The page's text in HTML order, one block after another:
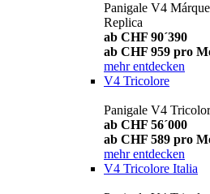
Panigale V4
Replica
ab CHF 90´390
ab CHF 959 pro
mehr entdecken
V4 Tricolore
Panigale V4
ab CHF 56´000
ab CHF 589 pro
mehr entdecken
V4 Tricolore Italia